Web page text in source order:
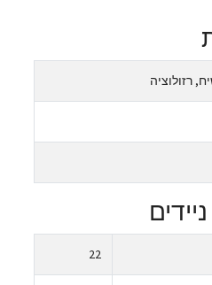
רזולוציה
22